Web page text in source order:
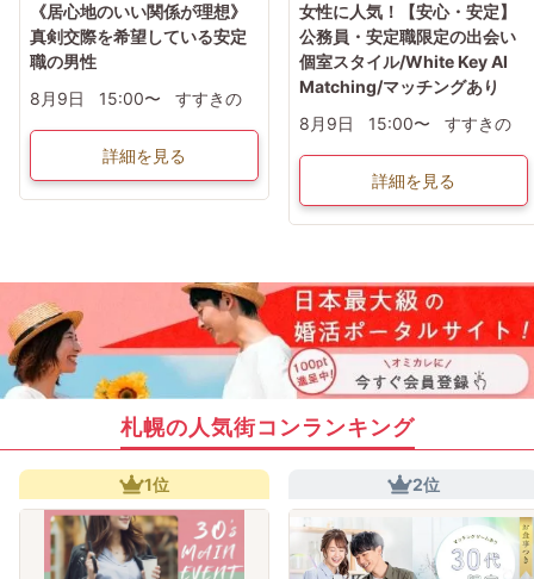
《居心地のいい関係が理想》
真剣交際を希望している安定
職の男性
8月9日
15:00〜 すすきの
詳細を見る
女性に人気！【安心・安定】
公務員・安定職限定の出会い
個室スタイル/White Key AI
Matching/マッチングあり
8月9日
15:00〜 すすきの
詳細を見る
札幌の人気街コンランキング
1位 2位